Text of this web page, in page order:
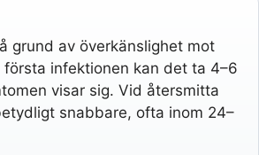
grund av överkänslighet mot
första infektionen kan det ta 4–6
visar sig. Vid återsmitta
snabbare, ofta inom 24–